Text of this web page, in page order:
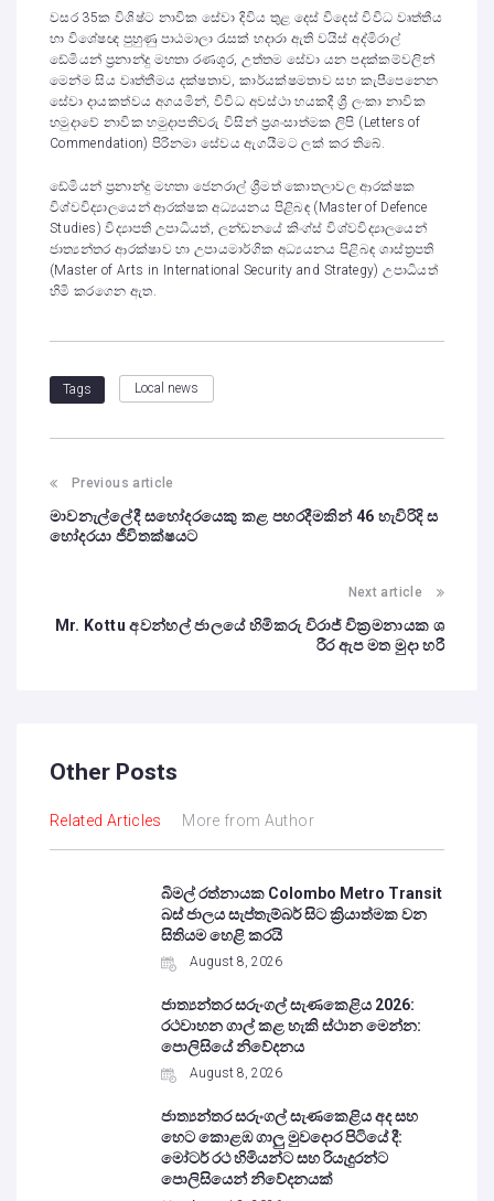
වසර 35ක විශිෂ්ට නාවික සේවා දිවිය තුළ දෙස් විදෙස් විවිධ වෘත්තීය
හා විශේෂඥ පුහුණු පාඨමාලා රැසක් හදාරා ඇති වයිස් අද්මිරාල්
ඩේමියන් ප්‍රනාන්දු මහතා රණශූර, උත්තම සේවා යන පදක්කම්වලින්
‌මෙන්ම සිය වෘත්තීමය දක්ෂතාව, කාර්යක්ෂමතාව සහ කැපීපෙනෙන
සේවා දායකත්වය අගයමින්, විවිධ අවස්ථා හයකදී ශ්‍රී ලංකා නාවික
හමුදාවේ නාවික හමුදාපතිවරු විසින් ප්‍රශංසාත්මක ලිපි (Letters of
Commendation) පිරිනමා සේවය ඇගයීමට ලක් කර තිබේ.
ඩේමියන් ප්‍රනාන්දු මහතා ජෙනරාල් ශ්‍රීමත් කොතලාවල ආරක්ෂක
විශ්වවිද්‍යාලයෙන් ආරක්ෂක අධ්‍යයනය පිළිබඳ (Master of Defence
Studies) විද්‍යාපති උපාධියත්, ලන්ඩනයේ කිංග්ස් විශ්වවිද්‍යාලයෙන්
ජාත්‍යන්තර ආරක්ෂාව හා උපායමාර්ගික අධ්‍යයනය පිළිබඳ ශාස්ත්‍රපති
(Master of Arts in International Security and Strategy) උපාධියත්
හිමි කරගෙන ඇත.
Tags Local news
Previous article
මාවනැල්ලේදී සහෝදරයෙකු කළ පහරදීමකින් 46 හැවිරිදි ස
හෝදරයා ජීවිතක්ෂයට
Next article
Mr. Kottu අවන්හල් ජාලයේ හිමිකරු විරාජ් වික්‍රමනායක ශ
රීර ඇප මත මුදා හරී
Other Posts
Related Articles More from Author
බිමල් රත්නායක Colombo Metro Transit
බස් ජාලය සැප්තැම්බර් සිට ක්‍රියාත්මක වන
සිතියම හෙළි කරයි
August 8, 2026
ජාත්‍යන්තර සරුංගල් සැණකෙළිය 2026:
රථවාහන ගාල් කළ හැකි ස්ථාන මෙන්න:
පොලිසියේ නිවේදනය
August 8, 2026
ජාත්‍යන්තර සරුංගල් සැණකෙළිය අද සහ
හෙට කොළඹ ගාලු මුවදොර පිටියේ දී:
මෝටර් රථ හිමියන්ට සහ රියැදුරන්ට
පොලිසියෙන් නිවේදනයක්